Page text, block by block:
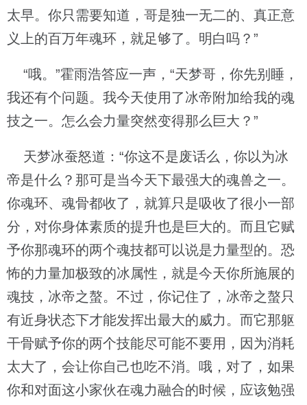
太早。你只需要知道，哥是独一无二的、真正意
义上的百万年魂环，就足够了。明白吗？”
“哦。”霍雨浩答应一声，“天梦哥，你先别睡，
我还有个问题。我今天使用了冰帝附加给我的魂
技之一。怎么会力量突然变得那么巨大？”
天梦冰蚕怒道：“你这不是废话么，你以为冰
帝是什么？那可是当今天下最强大的魂兽之一。
你魂环、魂骨都收了，就算只是吸收了很小一部
分，对你身体素质的提升也是巨大的。而且它赋
予你那魂环的两个魂技都可以说是力量型的。恐
怖的力量加极致的冰属性，就是今天你所施展的
魂技，冰帝之螯。不过，你记住了，冰帝之螯只
有近身状态下才能发挥出最大的威力。而它那躯
干骨赋予你的两个技能尽可能不要用，因为消耗
太大了，会让你自己也吃不消。哦，对了，如果
你和对面这小家伙在魂力融合的时候，应该勉强